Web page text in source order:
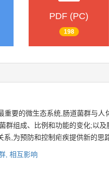
PDF (PC)
198
重要的微生态系统,肠道菌群与
群组成、比例和功能的变化;以
系,为预防和控制疟疾提供新的思路
, 相互影响